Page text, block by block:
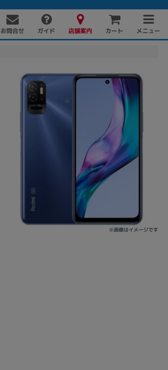
お問合せ ガイド 店舗案内 カート メニュー
※画像はイメージです